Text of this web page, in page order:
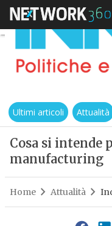
Ultimi articoli Attualità
Cosa si intende
manufacturing
Home Attualità